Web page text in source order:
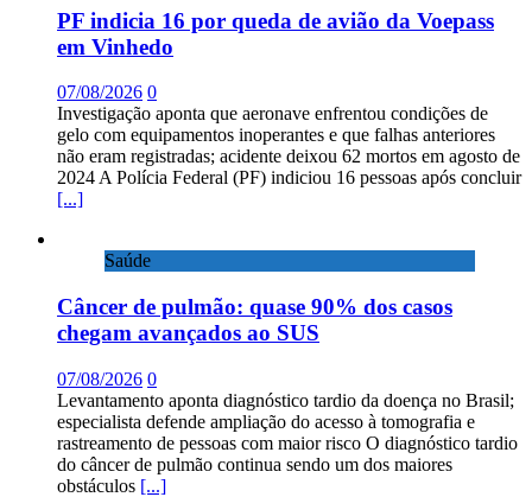
PF indicia 16 por queda de avião da Voepass
em Vinhedo
07/08/2026 0
Investigação aponta que aeronave enfrentou condições de
gelo com equipamentos inoperantes e que falhas anteriores
não eram registradas; acidente deixou 62 mortos em agosto de
2024 A Polícia Federal (PF) indiciou 16 pessoas após concluir
[...]
Saúde
Câncer de pulmão: quase 90% dos casos
chegam avançados ao SUS
07/08/2026 0
Levantamento aponta diagnóstico tardio da doença no Brasil;
especialista defende ampliação do acesso à tomografia e
rastreamento de pessoas com maior risco O diagnóstico tardio
do câncer de pulmão continua sendo um dos maiores
obstáculos [...]